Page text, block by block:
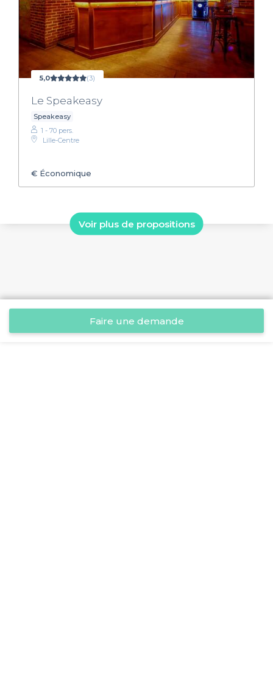
5,0 (3)
Le Speakeasy
Speakeasy
1 - 70 pers.
Lille-Centre
€ Économique
Voir plus de propositions
Faire une demande